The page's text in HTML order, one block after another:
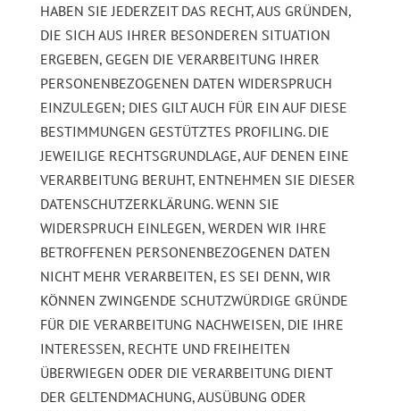
HABEN SIE JEDERZEIT DAS RECHT, AUS GRÜNDEN,
DIE SICH AUS IHRER BESONDEREN SITUATION
ERGEBEN, GEGEN DIE VERARBEITUNG IHRER
PERSONENBEZOGENEN DATEN WIDERSPRUCH
EINZULEGEN; DIES GILT AUCH FÜR EIN AUF DIESE
BESTIMMUNGEN GESTÜTZTES PROFILING. DIE
JEWEILIGE RECHTSGRUNDLAGE, AUF DENEN EINE
VERARBEITUNG BERUHT, ENTNEHMEN SIE DIESER
DATENSCHUTZERKLÄRUNG. WENN SIE
WIDERSPRUCH EINLEGEN, WERDEN WIR IHRE
BETROFFENEN PERSONENBEZOGENEN DATEN
NICHT MEHR VERARBEITEN, ES SEI DENN, WIR
KÖNNEN ZWINGENDE SCHUTZWÜRDIGE GRÜNDE
FÜR DIE VERARBEITUNG NACHWEISEN, DIE IHRE
INTERESSEN, RECHTE UND FREIHEITEN
ÜBERWIEGEN ODER DIE VERARBEITUNG DIENT
DER GELTENDMACHUNG, AUSÜBUNG ODER